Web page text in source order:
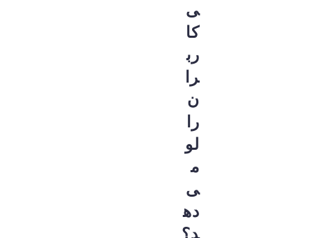
ی
کا
رب
را
ن
را
لو
م
ی‌
ده
د؟